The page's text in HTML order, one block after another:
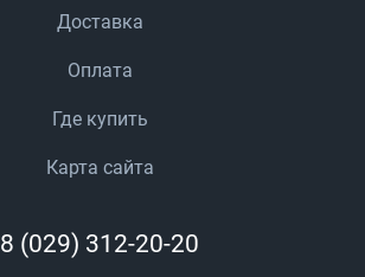
Доставка
Оплата
Где купить
Карта сайта
8 (029) 312-20-20